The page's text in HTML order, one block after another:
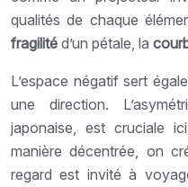
qualités de chaque
fragilité d’un pétale, la
L’espace négatif sert
une direction.
japonaise, est cruciale
manière décentrée, on
regard est invité à